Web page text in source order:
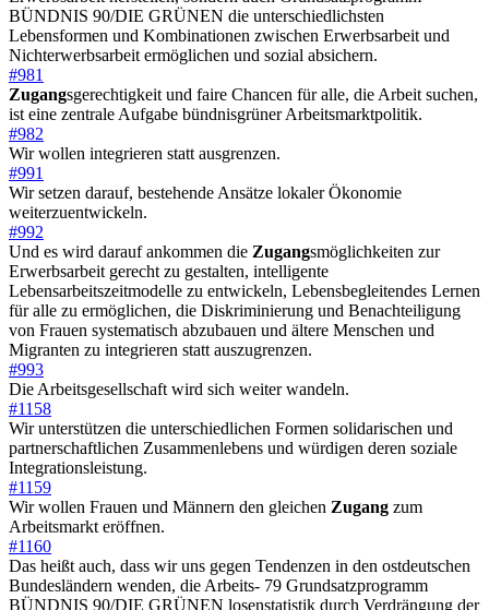
BÜNDNIS 90/DIE GRÜNEN die unterschiedlichsten
Lebensformen und Kombinationen zwischen Erwerbsarbeit und
Nichterwerbsarbeit ermöglichen und sozial absichern.
#981
Zugangsgerechtigkeit und faire Chancen für alle, die Arbeit suchen,
ist eine zentrale Aufgabe bündnisgrüner Arbeitsmarktpolitik.
#982
Wir wollen integrieren statt ausgrenzen.
#991
Wir setzen darauf, bestehende Ansätze lokaler Ökonomie
weiterzuentwickeln.
#992
Und es wird darauf ankommen die Zugangsmöglichkeiten zur
Erwerbsarbeit gerecht zu gestalten, intelligente
Lebensarbeitszeitmodelle zu entwickeln, Lebensbegleitendes Lernen
für alle zu ermöglichen, die Diskriminierung und Benachteiligung
von Frauen systematisch abzubauen und ältere Menschen und
Migranten zu integrieren statt auszugrenzen.
#993
Die Arbeitsgesellschaft wird sich weiter wandeln.
#1158
Wir unterstützen die unterschiedlichen Formen solidarischen und
partnerschaftlichen Zusammenlebens und würdigen deren soziale
Integrationsleistung.
#1159
Wir wollen Frauen und Männern den gleichen Zugang zum
Arbeitsmarkt eröffnen.
#1160
Das heißt auch, dass wir uns gegen Tendenzen in den ostdeutschen
Bundesländern wenden, die Arbeits- 79 Grundsatzprogramm
BÜNDNIS 90/DIE GRÜNEN losenstatistik durch Verdrängung der